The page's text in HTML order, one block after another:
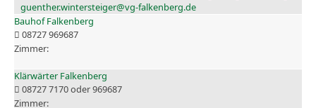
guenther.wintersteiger@vg-falkenberg.de
Bauhof Falkenberg
08727 969687
Klärwärter Falkenberg
08727 7170 oder 969687